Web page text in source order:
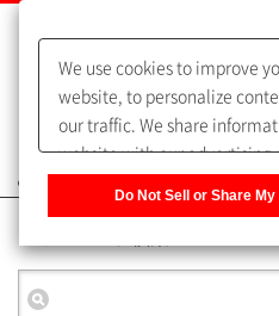
よくあるご質問（
We use cookies to improve
website, to personalize
our traffic. We share
website with our advertising
of our sharing information
Do Not Sell or Share